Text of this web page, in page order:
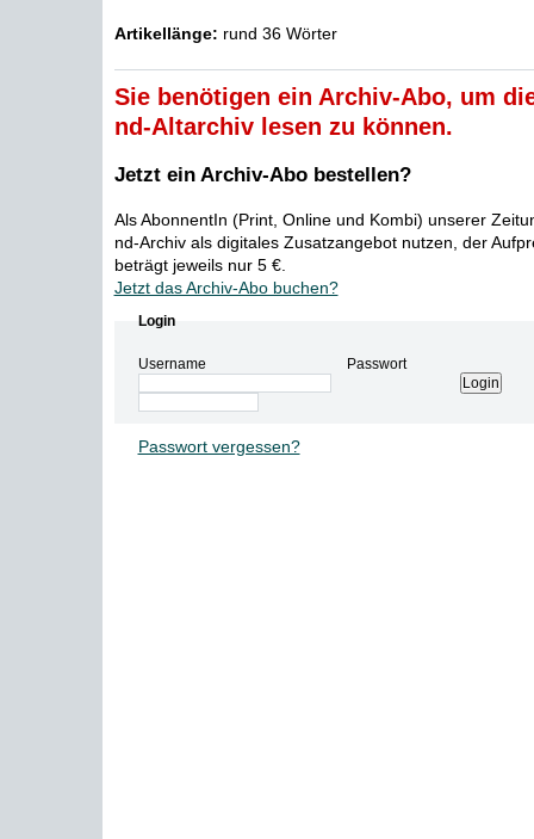
Artikellänge: rund 36 Wörter
Sie benötigen ein Archiv-Abo, um
nd-Altarchiv lesen zu können.
Jetzt ein Archiv-Abo bestellen?
Als AbonnentIn (Print, Online und Kombi) unserer
nd-Archiv als digitales Zusatzangebot nutzen, der
beträgt jeweils nur 5 €.
Jetzt das Archiv-Abo buchen?
Login
Username Passwort
Passwort vergessen?